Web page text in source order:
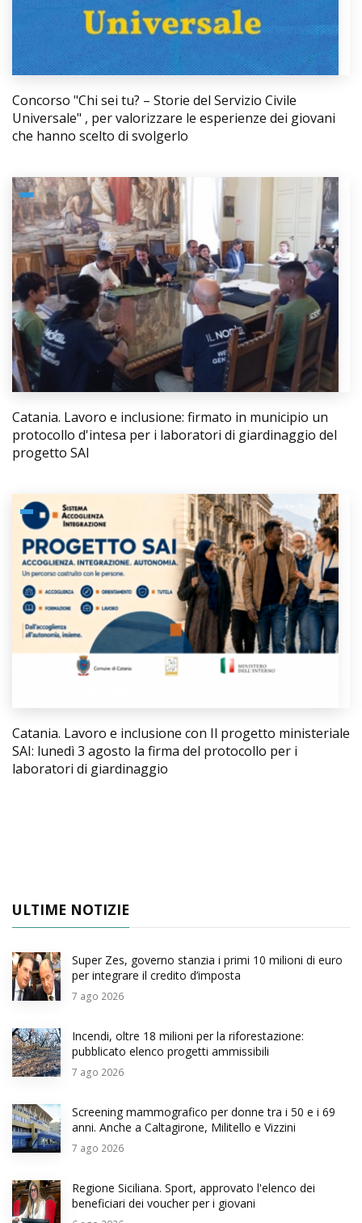
Concorso "Chi sei tu? – Storie del Servizio Civile
Universale" , per valorizzare le esperienze dei giovani
che hanno scelto di svolgerlo
Catania. Lavoro e inclusione: firmato in municipio un
protocollo d'intesa per i laboratori di giardinaggio del
progetto SAI
Catania. Lavoro e inclusione con Il progetto ministeriale
SAI: lunedì 3 agosto la firma del protocollo per i
laboratori di giardinaggio
ULTIME NOTIZIE
Super Zes, governo stanzia i primi 10 milioni di euro
per integrare il credito d’imposta
7 ago 2026
Incendi, oltre 18 milioni per la riforestazione:
pubblicato elenco progetti ammissibili
7 ago 2026
Screening mammografico per donne tra i 50 e i 69
anni. Anche a Caltagirone, Militello e Vizzini
7 ago 2026
Regione Siciliana. Sport, approvato l'elenco dei
beneficiari dei voucher per i giovani